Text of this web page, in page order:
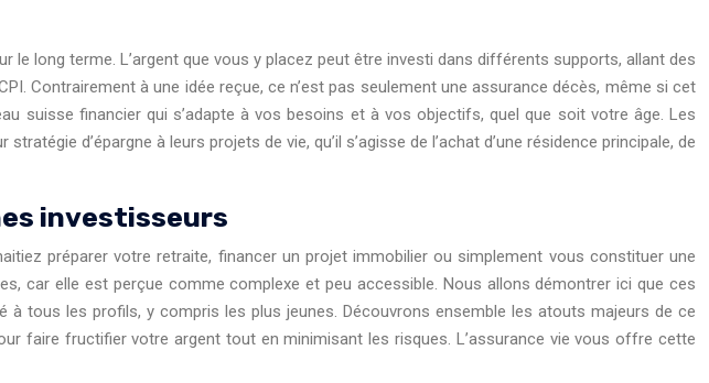
long terme. L’argent que vous y placez peut être investi dans différents supports, allant des
Contrairement à une idée reçue, ce n’est pas seulement une assurance décès, même si cet
suisse financier qui s’adapte à vos besoins et à vos objectifs, quel que soit votre âge. Les
d’épargne à leurs projets de vie, qu’il s’agisse de l’achat d’une résidence principale, de
investisseurs
préparer votre retraite, financer un projet immobilier ou simplement vous constituer une
car elle est perçue comme complexe et peu accessible. Nous allons démontrer ici que ces
tous les profils, y compris les plus jeunes. Découvrons ensemble les atouts majeurs de ce
faire fructifier votre argent tout en minimisant les risques. L’assurance vie vous offre cette